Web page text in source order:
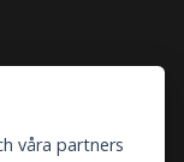
våra partners